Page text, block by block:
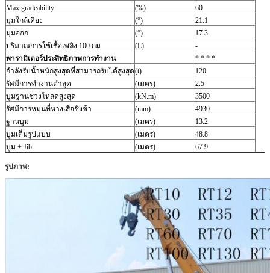
Max.gradeability
(%)
60
มุมใกล้เคียง
(°)
21.1
มุมออก
(°)
17.3
ปริมาณการใช้เชื้อเพลิง 100 กม
(L)
-
พารามิเตอร์ประสิทธิภาพการทำงาน
* * * *
กำลังรับน้ำหนักสูงสุดที่สามารถรับได้สูงสุด(t)
120
รัศมีการทำงานต่ำสุด
(เมตร)
2.5
บูมฐานช่วงโหลดสูงสุด
(kN.m)
3500
รัศมีการหมุนที่หางเสือชิงช้า
(mm)
4930
ฐานบูม
(เมตร)
13.2
บูมเต็มรูปแบบ
(เมตร)
48.8
บูม + Jib
(เมตร) 67.9
รูปภาพ: